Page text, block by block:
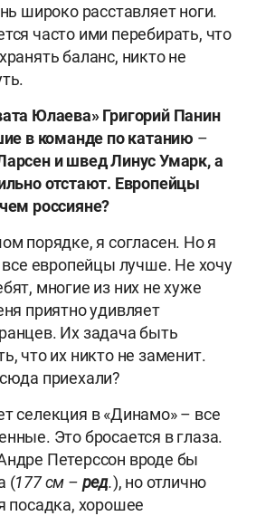
широко расставляет ноги.
часто ими перебирать, что
баланс, никто не
Юлаева» Григорий Панин
в команде по катанию –
и швед Линус Умарк, а
отстают. Европейцы
россияне?
порядке, я согласен. Но я
европейцы лучше. Не хочу
многие из них не хуже
приятно удивляет
Их задача быть
что их никто не заменит.
приехали?
селекция в «Динамо» – все
Это бросается в глаза.
Петерссон вроде бы
(177 см – ред.), но отлично
посадка, хорошее